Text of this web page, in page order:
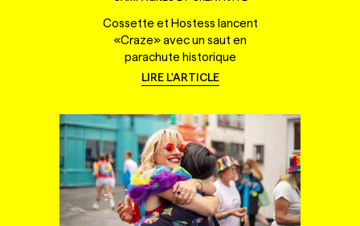
Cossette et Hostess lancent
«Craze» avec un saut en
parachute historique
LIRE L'ARTICLE